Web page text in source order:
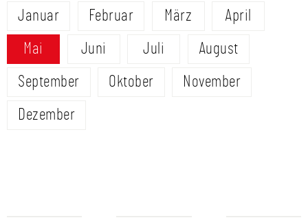
Januar Februar März
April
Mai
Juni Juli
August
September
Oktober
November
Dezember